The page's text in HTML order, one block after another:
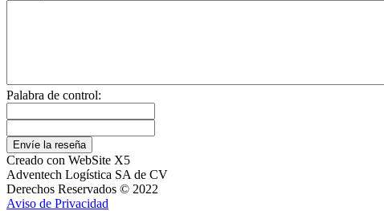
Palabra de control:
Creado con WebSite X5
Adventech Logística SA de CV
Derechos Reservados © 2022
Aviso de Privacidad